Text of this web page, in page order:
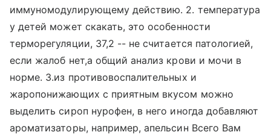
иммуномодулирующему действию. 2. температура
у детей может скакать, это особенности
терморегуляции, 37,2 -- не считается патологией,
если жалоб нет,а общий анализ крови и мочи в
норме. 3.из противовоспалительных и
жаропонижающих с приятным вкусом можно
выделить сироп нурофен, в него иногда добавляют
ароматизаторы, например, апельсин Всего Вам